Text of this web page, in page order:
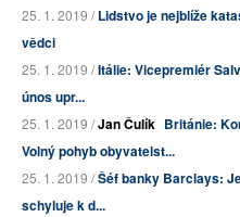
25. 1. 2019 /Lidstvo je nejblíže
vědci
25. 1. 2019 /Itálie: Vicepremiér
únos upr...
25. 1. 2019 /Jan Čulík Británie:
Volný pohyb obyvatelst...
25. 1. 2019 /Šéf banky Barclays:
schyluje k d...